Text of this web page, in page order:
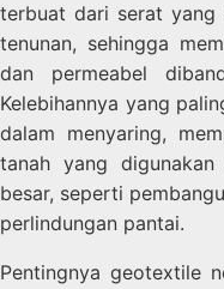
terbuat dari serat yang
tenunan, sehingga
dan permeabel
Kelebihannya yang
dalam menyaring,
tanah yang
besar, seperti
perlindungan pantai.
Pentingnya geotextile